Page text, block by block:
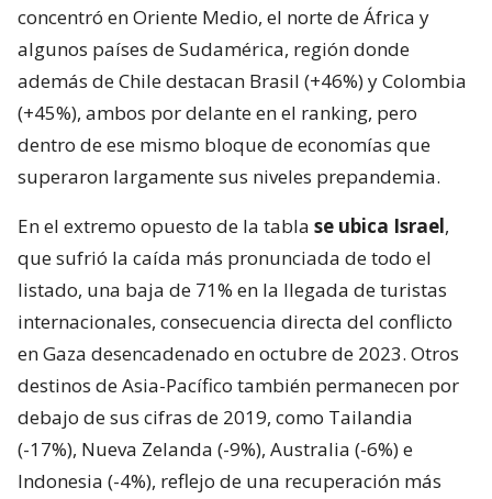
concentró en Oriente Medio, el norte de África y
algunos países de Sudamérica, región donde
además de Chile destacan Brasil (+46%) y Colombia
(+45%), ambos por delante en el ranking, pero
dentro de ese mismo bloque de economías que
superaron largamente sus niveles prepandemia.
En el extremo opuesto de la tabla se ubica Israel,
que sufrió la caída más pronunciada de todo el
listado, una baja de 71% en la llegada de turistas
internacionales, consecuencia directa del conflicto
en Gaza desencadenado en octubre de 2023. Otros
destinos de Asia-Pacífico también permanecen por
debajo de sus cifras de 2019, como Tailandia
(-17%), Nueva Zelanda (-9%), Australia (-6%) e
Indonesia (-4%), reflejo de una recuperación más